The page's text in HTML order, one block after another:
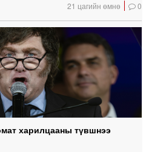
21 цагийн өмнө 0
харилцааны түвшнээ